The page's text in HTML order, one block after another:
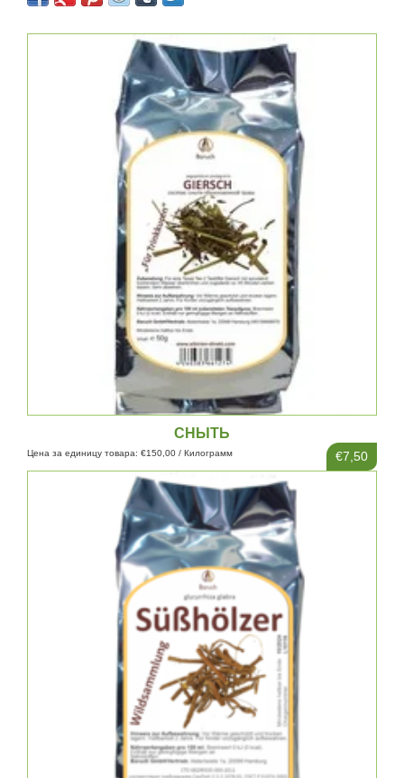
СНЫТЬ
€7,50
Цена за единицу товара: €150,00 / Килограмм